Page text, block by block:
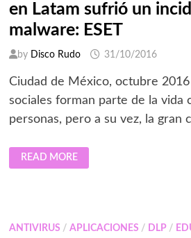
en Latam sufrió un
malware: ESET
by Disco Rudo 31/10/2016
Ciudad de México, octubre
sociales forman parte de la vida
personas, pero a su vez, la gran
EL
35%
DE
LATAM
READ MORE
ANTIVIRUS / APLICACIONES / DLP/